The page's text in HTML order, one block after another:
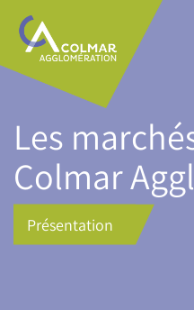
Skip
main
content
Main
navigation
Les
Colmar
Présentation